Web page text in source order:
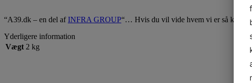
“A39.dk – en del afINFRA GROUP“… Hvis du vil vide hvem vi er så klik på
Yderligere information
Vægt 2 kg